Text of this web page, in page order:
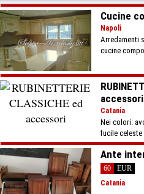
Cucine
Napoli
Arredamenti
cucine
accessori
Catania
Nei colori:
fucile celeste
Ante
60
EUR
Catania